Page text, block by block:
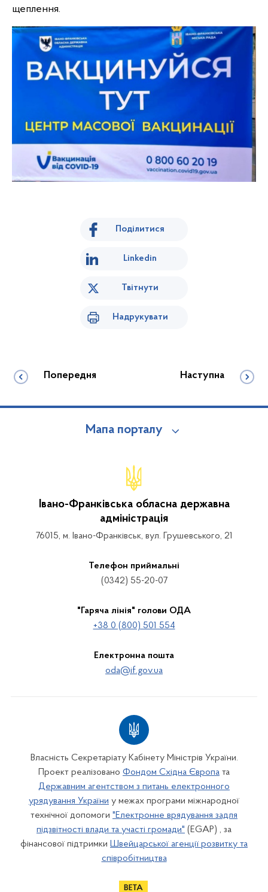
щеплення.
Поділитися
Linkedin
Твітнути
Надрукувати
Попередня Наступна
Мапа порталу
Івано-Франківська обласна державна
адміністрація
76015, м. Івано-Франківськ, вул. Грушевського, 21
Телефон приймальні
(0342) 55-20-07
"Гаряча лінія" голови ОДА
+38 0 (800) 501 554
Електронна пошта
oda@if.gov.ua
Власність Секретаріату Кабінету Міністрів України.
Проект реалізовано Фондом Східна Європа та
Державним агентством з питань електронного
урядування України у межах програми міжнародної
технічної допомоги "Електронне врядування задля
підзвітності влади та участі громади" (EGAP) , за
фінансової підтримки Швейцарської агенції розвитку та
співробітництва